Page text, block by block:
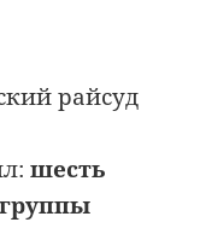
райсуд
шесть